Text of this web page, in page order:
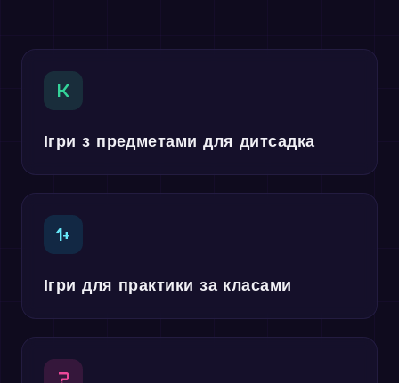
K
Ігри з предметами для дитсадка
1+
Ігри для практики за класами
?